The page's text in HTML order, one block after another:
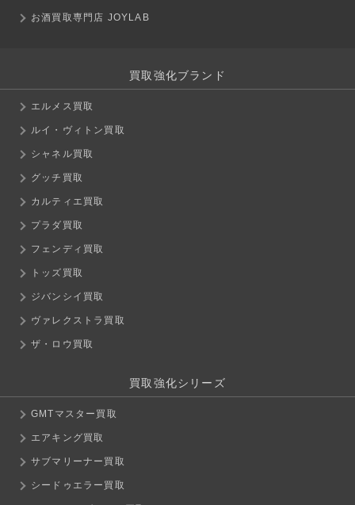
お酒買取専門店 JOYLAB
買取強化ブランド
エルメス買取
ルイ・ヴィトン買取
シャネル買取
グッチ買取
カルティエ買取
プラダ買取
フェンディ買取
トッズ買取
ジバンシイ買取
ヴァレクストラ買取
ザ・ロウ買取
買取強化シリーズ
GMTマスター買取
エアキング買取
サブマリーナー買取
シードゥエラー買取